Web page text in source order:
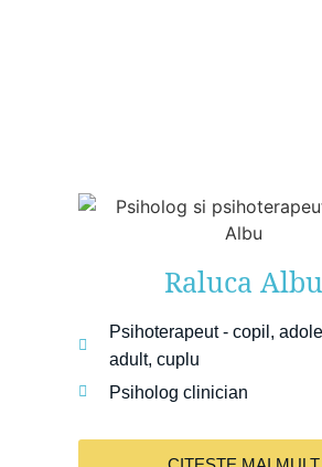
Raluca Albu
Psihoterapeut - copil,
adult, cuplu
Psiholog clinician